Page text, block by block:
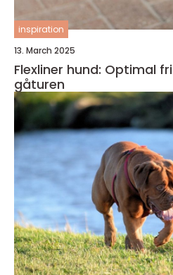
inspiration
13. March 2025
Flexliner hund: Optimal
gåturen